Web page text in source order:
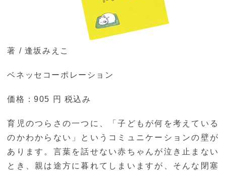
著 / 逢坂みえこ
ベネッセコーポレーション
価格：905 円 税込み
育児のつらさの一つに、「子どもが何を考えている
のかわからない」というコミュニケーションの壁が
あります。言葉を話せない赤ちゃんが泣き止まない
とき、親は途方に暮れてしまいますが、そんな閉塞